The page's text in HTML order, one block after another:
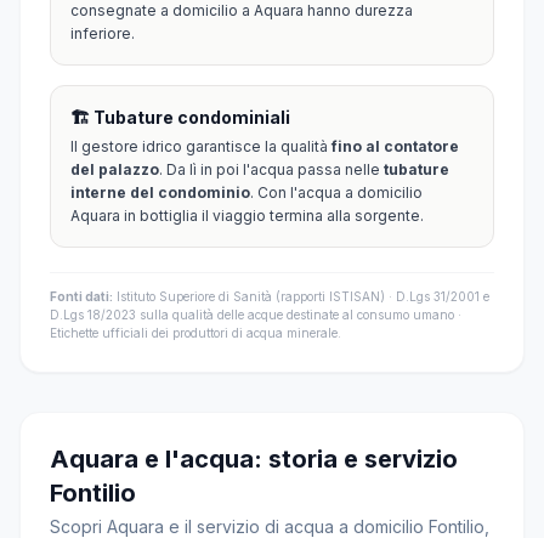
consegnate a domicilio a Aquara hanno durezza
inferiore.
🏗️ Tubature condominiali
Il gestore idrico garantisce la qualitàfino al contatore
del palazzo. Da lì in poi l'acqua passa nelle tubature
interne del condominio. Con l'acqua a domicilio
Aquara in bottiglia il viaggio termina alla sorgente.
Fonti dati: Istituto Superiore di Sanità (rapporti ISTISAN) · D.Lgs 31/2001 e
D.Lgs 18/2023 sulla qualità delle acque destinate al consumo umano ·
Etichette ufficiali dei produttori di acqua minerale.
Aquara e l'acqua: storia e servizio
Fontilio
Scopri Aquara e il servizio di acqua a domicilio Fontilio,